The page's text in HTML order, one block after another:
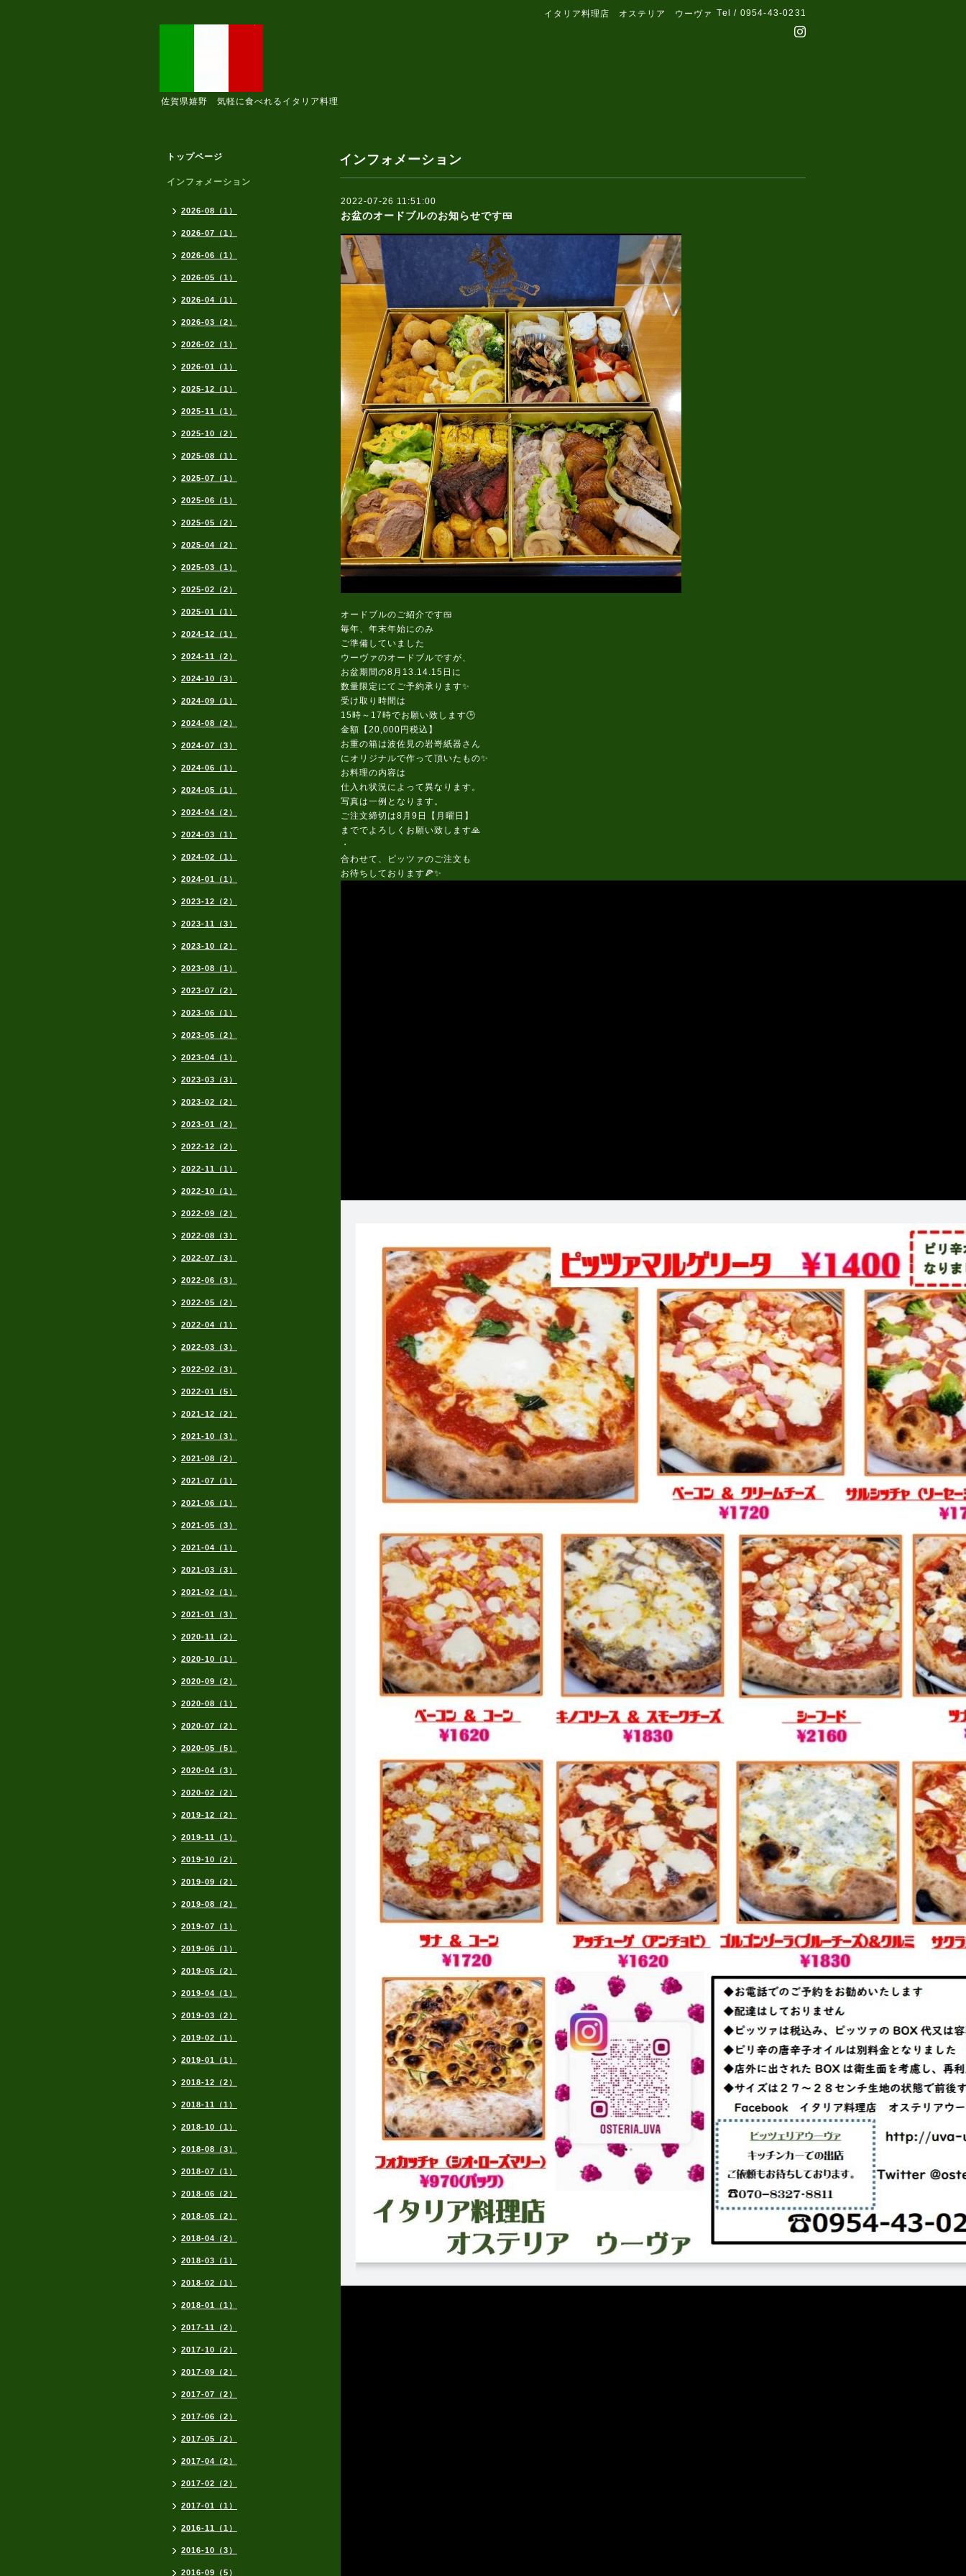
イタリア料理店 オステリア ウーヴァ Tel / 0954-43-0231
佐賀県嬉野 気軽に食べれるイタリア料理
インフォメーション
2022-07-26 11:51:00
お盆のオードブルのお知らせです🍱
オードブルのご紹介です🍱
毎年、年末年始にのみ
ご準備していました
ウーヴァのオードブルですが、
お盆期間の8月13.14.15日に
数量限定にてご予約承ります✨
受け取り時間は
15時～17時でお願い致します🕒️
金額【20,000円税込】
お重の箱は波佐見の岩嵜紙器さん
にオリジナルで作って頂いたもの✨
お料理の内容は
仕入れ状況によって異なります。
写真は一例となります。
ご注文締切は8月9日【月曜日】
まででよろしくお願い致します🙏
・
合わせて、ピッツァのご注文も
お待ちしております🍕✨
トップページ
インフォメーション
2026-08（1）
2026-07（1）
2026-06（1）
2026-05（1）
2026-04（1）
2026-03（2）
2026-02（1）
2026-01（1）
2025-12（1）
2025-11（1）
2025-10（2）
2025-08（1）
2025-07（1）
2025-06（1）
2025-05（2）
2025-04（2）
2025-03（1）
2025-02（2）
2025-01（1）
2024-12（1）
2024-11（2）
2024-10（3）
2024-09（1）
2024-08（2）
2024-07（3）
2024-06（1）
2024-05（1）
2024-04（2）
2024-03（1）
2024-02（1）
2024-01（1）
2023-12（2）
2023-11（3）
2023-10（2）
2023-08（1）
2023-07（2）
2023-06（1）
2023-05（2）
2023-04（1）
2023-03（3）
2023-02（2）
2023-01（2）
2022-12（2）
2022-11（1）
2022-10（1）
2022-09（2）
2022-08（3）
2022-07（3）
2022-06（3）
2022-05（2）
2022-04（1）
2022-03（3）
2022-02（3）
2022-01（5）
2021-12（2）
2021-10（3）
2021-08（2）
2021-07（1）
2021-06（1）
2021-05（3）
2021-04（1）
2021-03（3）
2021-02（1）
2021-01（3）
2020-11（2）
2020-10（1）
2020-09（2）
2020-08（1）
2020-07（2）
2020-05（5）
2020-04（3）
2020-02（2）
2019-12（2）
2019-11（1）
2019-10（2）
2019-09（2）
2019-08（2）
2019-07（1）
2019-06（1）
2019-05（2）
2019-04（1）
2019-03（2）
2019-02（1）
2019-01（1）
2018-12（2）
2018-11（1）
2018-10（1）
2018-08（3）
2018-07（1）
2018-06（2）
2018-05（2）
2018-04（2）
2018-03（1）
2018-02（1）
2018-01（1）
2017-11（2）
2017-10（2）
2017-09（2）
2017-07（2）
2017-06（2）
2017-05（2）
2017-04（2）
2017-02（2）
2017-01（1）
2016-11（1）
2016-10（3）
2016-09（5）